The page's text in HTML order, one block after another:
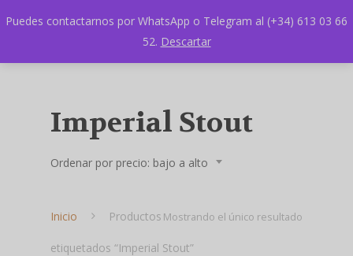
Imperial Stout
Ordenar por precio: bajo a alto
Mostrando el único resultado
Inicio Productos
etiquetados “Imperial Stout”
Puedes contactarnos por WhatsApp o Telegram al (+34) 613 03 66
52. Descartar